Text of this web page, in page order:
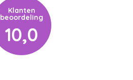
Klanten
beoordeling
10,0